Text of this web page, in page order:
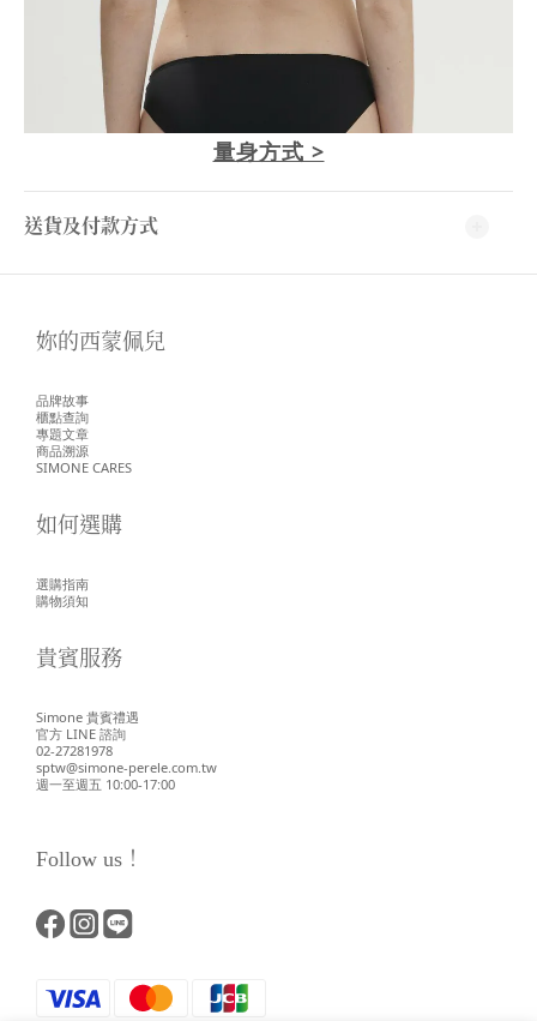
量身方式 >
送貨及付款方式
妳的西蒙佩兒
品牌故事
櫃點查詢
專題文章
商品溯源
SIMONE CARES
如何選購
選購指南
購物須知
貴賓服務
Simone 貴賓禮遇
官方 LINE 諮詢
02-27281978
sptw@simone-perele.com.tw
週一至週五 10:00-17:00
Follow us！